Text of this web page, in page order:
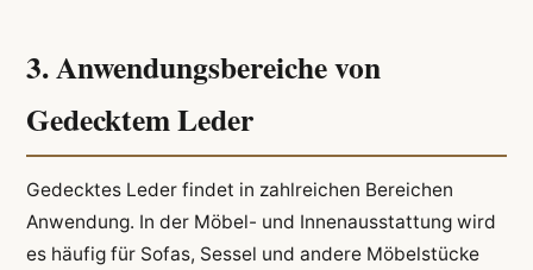
3. Anwendungsbereiche von
Gedecktem Leder
Gedecktes Leder findet in zahlreichen Bereichen
Anwendung. In der Möbel- und Innenausstattung wird
es häufig für Sofas, Sessel und andere Möbelstücke